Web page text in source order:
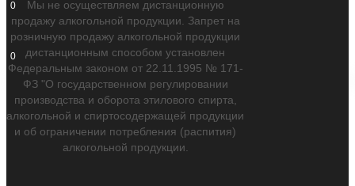
Мы не осуществляем дистанционную
продажу алкогольной продукции. Запрет на
розничную продажу алкогольной продукции
дистанционным способом установлен
Федеральным законом от 22.11.1995 № 171-
ФЗ "О государственном регулировании
производства и оборота этилового спирта,
алкогольной и спиртосодержащей продукции
и об ограничении потребления (распития)
алкогольной продукции.
0
0